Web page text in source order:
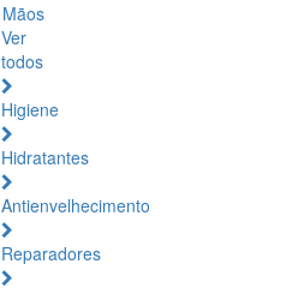
Mãos
Ver
todos
Higiene
Hidratantes
Antienvelhecimento
Reparadores